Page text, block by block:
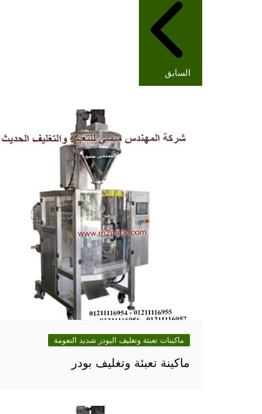
المقالات
السابق
ماكينات تعبئة وتغليف البودر شديد النعومة
ماكينة تعبئة وتغليف بودر